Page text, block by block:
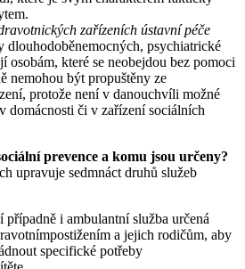
zařízeních ústavní péče
dlouhodoběnemocných, psychiatrické
osobám, které se neobejdou bez pomoci
nemohou být propuštěny ze
protože není v danouchvíli možné
domácnosti či v zařízení sociálních
prevence a komu jsou určeny?
upravuje sedmnáct druhů služeb
případně i ambulantní služba určená
a jejich rodičům, aby
specifické potřeby